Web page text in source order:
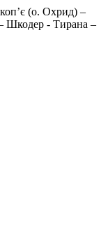
(о. Охрид) –
Шкодер - Тирана –